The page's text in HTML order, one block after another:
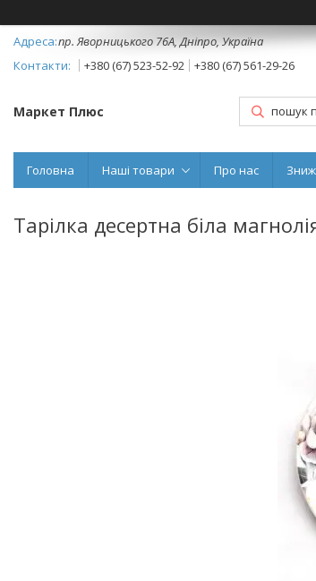
пр. Яворницького 76А, Дніпро, Україна
+380 (67) 523-52-92
+380 (67) 561-29-26
Маркет Плюс
Головна Наші товари Про нас
Тарілка десертна біла